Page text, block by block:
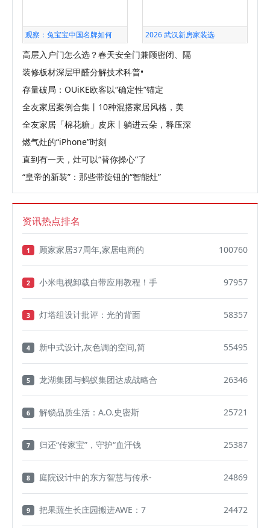
观察：兔宝宝中国名牌如何 2026 武汉新房家装选
高层入户门怎么选？春天安全门兼顾密闭、隔
装修板材深层甲醛分解技术科普•
存量破局：OUiKE欧客以“确定性”锚定
全友家居案例合集丨10种混搭家居风格，美
全友家居「棉花糖」皮床丨躺进云朵，释压深
燃气灶的“iPhone”时刻
直到有一天，灶可以“替你操心”了
“皇帝的新装”：那些带旋钮的“智能灶”
资讯热点排名
1 顾家家居37周年,家居电商的 100760
2 小米电视卸载自带应用教程！手 97957
3 灯塔组设计批评：光的背面 58357
4 新中式设计,灰色调的空间,简 55495
5 龙湖集团与蚂蚁集团达成战略合 26346
6 解锁品质生活：A.O.史密斯 25721
7 归还“传家宝”，守护“血汗钱 25387
8 庭院设计中的东方智慧与传承- 24869
9 把果蔬生长庄园搬进AWE：7 24472